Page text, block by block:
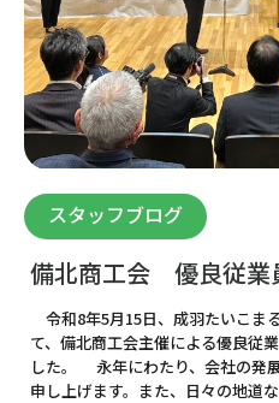
スタッフブログ
備北商工会 優良従業
令和8年5月15日、成羽たいこま
て、備北商工会主催による優良従
した。 永年にわたり、会社の発
申し上げます。また、日々の地道